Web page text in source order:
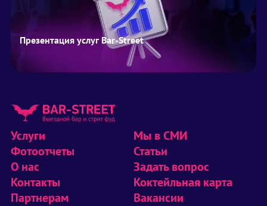
Презентация услуг Bar-Street
Услуги
Фотоотчеты
О нас
Контакты
Партнерам
Мы в СМИ
Статьи
Задать вопрос
Коктейльная карта
Вакансии